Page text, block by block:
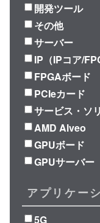
開発ツール
その他
サーバー
IP（IPコア/
FPGAボード
PCIeカード
サービス・ソ
AMD Alveo
GPUボード
GPUサーバー
アプリケー
5G